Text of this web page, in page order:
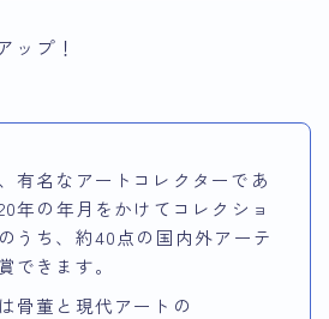
ップ！
有名なアートコレクターであ
年の年月をかけてコレクショ
うち、約40点の国内外アーテ
できます。
骨董と現代アートの